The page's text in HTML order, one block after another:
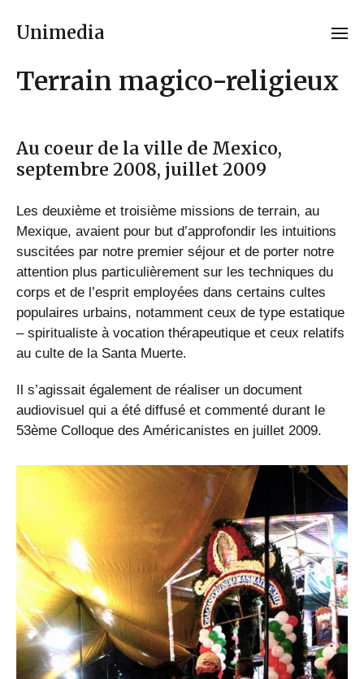
Unimedia
Terrain magico-religieux
Au coeur de la ville de Mexico,
septembre 2008, juillet 2009
Les deuxième et troisième missions de terrain, au
Mexique, avaient pour but d’approfondir les intuitions
suscitées par notre premier séjour et de porter notre
attention plus particulièrement sur les techniques du
corps et de l’esprit employées dans certains cultes
populaires urbains, notamment ceux de type estatique
– spiritualiste à vocation thérapeutique et ceux relatifs
au culte de la Santa Muerte.
Il s’agissait également de réaliser un document
audiovisuel qui a été diffusé et commenté durant le
53ème Colloque des Américanistes en juillet 2009.